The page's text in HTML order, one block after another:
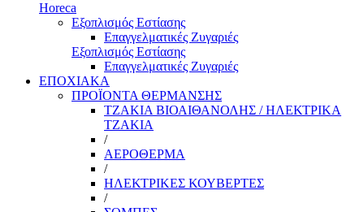
Horeca
Εξοπλισμός Εστίασης
Επαγγελματικές Ζυγαριές
Εξοπλισμός Εστίασης
Επαγγελματικές Ζυγαριές
ΕΠΟΧΙΑΚΑ
ΠΡΟΪΟΝΤΑ ΘΕΡΜΑΝΣΗΣ
ΤΖΑΚΙΑ ΒΙΟΑΙΘΑΝΟΛΗΣ / ΗΛΕΚΤΡΙΚΑ
ΤΖΑΚΙΑ
/
ΑΕΡΟΘΕΡΜΑ
/
ΗΛΕΚΤΡΙΚΕΣ ΚΟΥΒΕΡΤΕΣ
/